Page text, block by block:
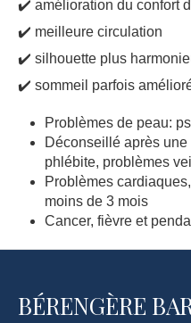
✔️ amélioration du confort
✔️ meilleure circulation
✔️ silhouette plus
✔️ sommeil parfois
Problèmes de peau:
Déconseillé après
phlébite, problèmes
Problèmes
moins de 3 mois
Cancer, fièvre et
BÉRENGÈRE